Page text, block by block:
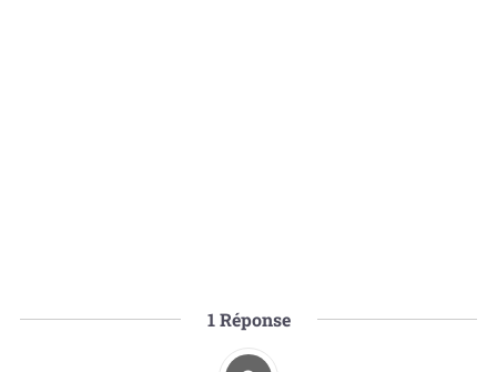
1Réponse